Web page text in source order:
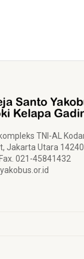
TNI-AL
Jakarta Utara 14240
021-45841432